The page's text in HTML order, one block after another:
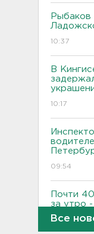
Рыбаков
10:37
В
10:17
09:54
Почти
за утро
атакуют
Все